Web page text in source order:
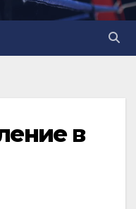
в